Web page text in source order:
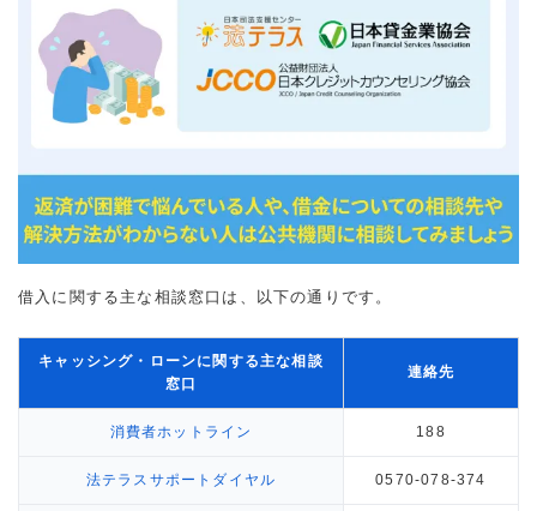
借入に関する主な相談窓口は、以下の通りです。
キャッシング・ローンに関する主な相談
窓口
連絡先
消費者ホットライン 188
法テラスサポートダイヤル 0570-078-374